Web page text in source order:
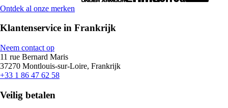
Ontdek al onze merken
Klantenservice in Frankrijk
Neem contact op
11 rue Bernard Maris
37270 Montlouis-sur-Loire, Frankrijk
+33 1 86 47 62 58
Veilig betalen